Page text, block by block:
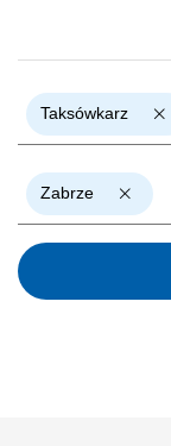
Taksówkarz
Zabrze